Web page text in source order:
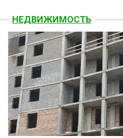
НЕДВИЖИМОСТЬ